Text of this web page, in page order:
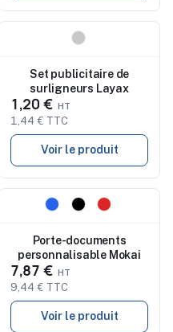
Set publicitaire de
surligneurs Layax
1,20 €
1,44 € TTC
Voir le produit
Nouveau
Porte-documents
personnalisable Mokai
7,87 €
9,44 € TTC
Voir le produit